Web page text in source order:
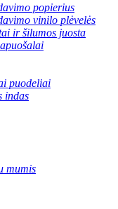
popierius
vinilo plėvelės
ir šilumos juosta
puodeliai
indas
mumis